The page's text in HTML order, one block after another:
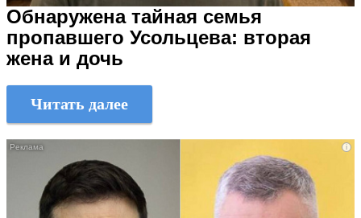
Обнаружена тайная семья
пропавшего Усольцева: вторая
жена и дочь
Читать далее
i